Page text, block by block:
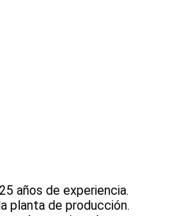
años de experiencia.
planta de producción.